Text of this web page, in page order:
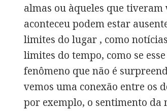
almas ou àqueles que tiveram
aconteceu podem estar
limites do lugar , como
limites do tempo, como se
fenômeno que não é
vemos uma conexão entre os
por exemplo, o sentimento da